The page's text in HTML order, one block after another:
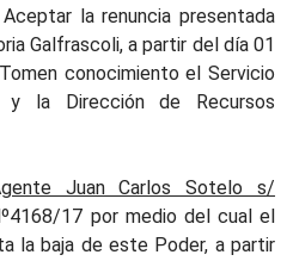
la renuncia presentada
Galfrascoli, a partir del día 01
conocimiento el Servicio
y la Dirección de Recursos
Juan Carlos Sotelo s/
17 por medio del cual el
la baja de este Poder, a partir